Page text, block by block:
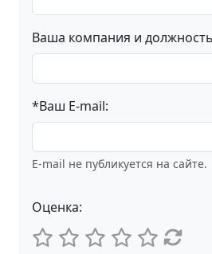
Ваша компания и
*Ваш E-mail:
E-mail не публикуется на сайте.
Оценка: